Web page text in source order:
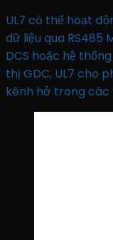
UL7 có thể hoạt
dữ liệu qua RS485
DCS hoặc hệ
thị GDC, UL7 cho
kênh hở trong